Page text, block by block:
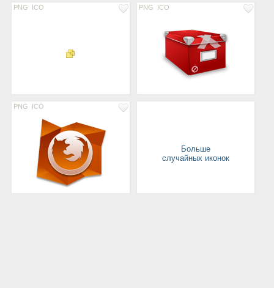
PNG ICO PNG ICO
PNG ICO
Больше
случайных иконок